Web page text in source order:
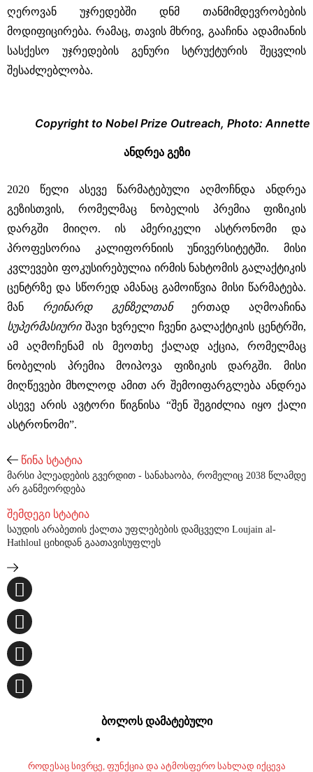
ღეროვან უჯრედებში დნმ თანმიმდევრობების
მოდიფიცირება. რამაც, თავის მხრივ, გააჩინა ადამიანის
სასქესო უჯრედების გენური სტრუქტურის შეცვლის
შესაძლებლობა.
Copyright to Nobel Prize Outreach, Photo: Annette
ანდრეა გეზი
2020 წელი ასევე წარმატებული აღმოჩნდა ანდრეა
გეზისთვის, რომელმაც ნობელის პრემია ფიზიკის
დარგში მიიღო. ის ამერიკელი ასტრონომი და
პროფესორია კალიფორნიის უნივერსიტეტში. მისი
კვლევები ფოკუსირებულია ირმის ნახტომის გალაქტიკის
ცენტრზე და სწორედ ამანაც გამოიწვია მისი წარმატება.
მან რეინარდ გენზელთანერთად აღმოაჩინა
სუპერმასიურიშავი ხვრელი ჩვენი გალაქტიკის ცენტრში,
ამ აღმოჩენამ ის მეოთხე ქალად აქცია, რომელმაც
ნობელის პრემია მოიპოვა ფიზიკის დარგში. მისი
მიღწევები მხოლოდ ამით არ შემოიფარგლება ანდრეა
ასევე არის ავტორი წიგნისა “შენ შეგიძლია იყო ქალი
ასტრონომი”.
წინა სტატია
მარსი პლეადების გვერდით - სანახაობა, რომელიც 2038 წლამდე
არ განმეორდება
შემდეგი სტატია
საუდის არაბეთის ქალთა უფლებების დამცველი Loujain al-
Hathloul ციხიდან გაათავისუფლეს
ბოლოს დამატებული
როდესაც სივრცე, ფუნქცია და ატმოსფერო სახლად იქცევა